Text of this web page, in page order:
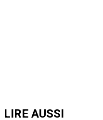
LIRE AUSSI